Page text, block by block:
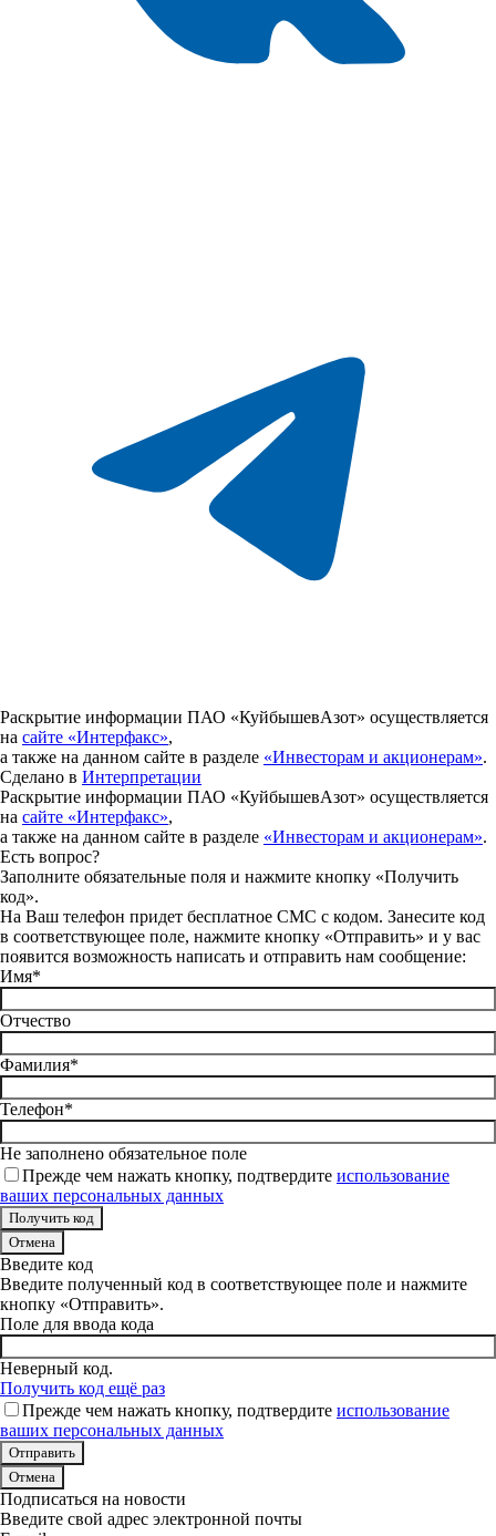
Раскрытие информации ПАО «КуйбышевАзот» осуществляется
на сайте «Интерфакс»,
а также на данном сайте в разделе «Инвесторам и акционерам».
Сделано в Интерпретации
Раскрытие информации ПАО «КуйбышевАзот» осуществляется
на сайте «Интерфакс»,
а также на данном сайте в разделе «Инвесторам и акционерам».
Есть вопрос?
Заполните обязательные поля и нажмите кнопку «Получить
код».
На Ваш телефон придет бесплатное СМС с кодом. Занесите код
в соответствующее поле, нажмите кнопку «Отправить» и у вас
появится возможность написать и отправить нам сообщение:
Имя*
Отчество
Фамилия*
Телефон*
Не заполнено обязательное поле
Прежде чем нажать кнопку, подтвердите использование
ваших персональных данных
Отмена
Введите код
Введите полученный код в соответствующее поле и нажмите
кнопку «Отправить».
Поле для ввода кода
Неверный код.
Получить код ещё раз
Прежде чем нажать кнопку, подтвердите использование
ваших персональных данных
Отмена
Подписаться на новости
Введите свой адрес электронной почты